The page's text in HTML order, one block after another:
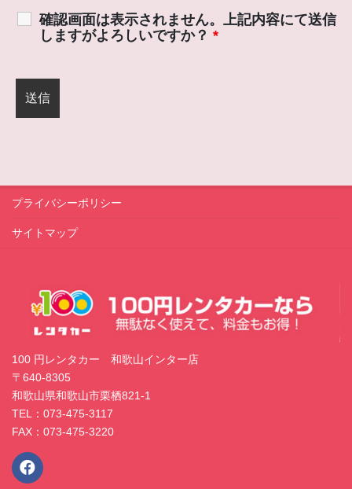
確認画面は表示されません。上記内容にて送信
しますがよろしいですか？ *
プライバシーポリシー
サイトマップ
100 円レンタカー 和歌山インター店
〒640-8305
和歌山県和歌山市栗栖821-1
TEL：073-475-3117
FAX：073-475-3220